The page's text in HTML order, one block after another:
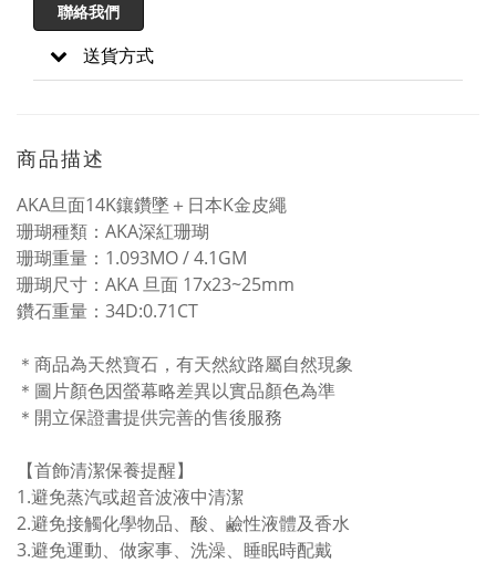
聯絡我們
送貨方式
商品描述
AKA旦面14K鑲鑽墜＋日本K金皮繩
珊瑚種類：AKA深紅珊瑚
珊瑚重量：1.093MO / 4.1GM
珊瑚尺寸：AKA 旦面 17x23~25mm
鑽石重量：34D:0.71CT
＊商品為天然寶石，有天然紋路屬自然現象
＊圖片顏色因螢幕略差異以實品顏色為準
＊開立保證書提供完善的售後服務
【首飾清潔保養提醒】
1.避免蒸汽或超音波液中清潔
2.避免接觸化學物品、酸、鹼性液體及香水
3.避免運動、做家事、洗澡、睡眠時配戴